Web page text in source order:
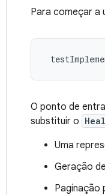
Para começar a
O ponto de
substituir o
Uma
Geração
Paginação